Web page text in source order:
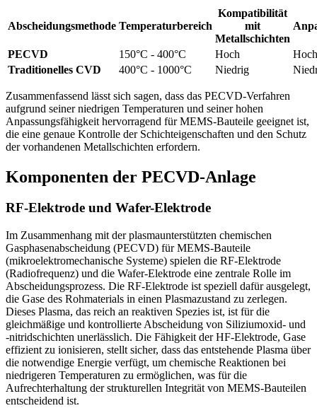
Abscheidungsmethode Temperaturbereich
Kompatibilität
mit
Metallschichten
PECVD 150°C - 400°C Hoch
Hoch
Traditionelles CVD
400°C - 1000°C Niedrig
Zusammenfassend lässt sich sagen, dass das PECVD-Verfahren
aufgrund seiner niedrigen Temperaturen und seiner hohen
Anpassungsfähigkeit hervorragend für MEMS-Bauteile geeignet ist,
die eine genaue Kontrolle der Schichteigenschaften und den Schutz
der vorhandenen Metallschichten erfordern.
Komponenten der PECVD-Anlage
RF-Elektrode und Wafer-Elektrode
Im Zusammenhang mit der plasmaunterstützten chemischen
Gasphasenabscheidung (PECVD) für MEMS-Bauteile
(mikroelektromechanische Systeme) spielen die RF-Elektrode
(Radiofrequenz) und die Wafer-Elektrode eine zentrale Rolle im
Abscheidungsprozess. Die RF-Elektrode ist speziell dafür ausgelegt,
die Gase des Rohmaterials in einen Plasmazustand zu zerlegen.
Dieses Plasma, das reich an reaktiven Spezies ist, ist für die
gleichmäßige und kontrollierte Abscheidung von Siliziumoxid- und
-nitridschichten unerlässlich. Die Fähigkeit der HF-Elektrode, Gase
effizient zu ionisieren, stellt sicher, dass das entstehende Plasma über
die notwendige Energie verfügt, um chemische Reaktionen bei
niedrigeren Temperaturen zu ermöglichen, was für die
Aufrechterhaltung der strukturellen Integrität von MEMS-Bauteilen
entscheidend ist.